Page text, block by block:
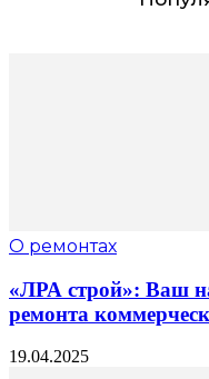
О ремонтах
«ЛРА строй»: Ваш
ремонта
19.04.2025